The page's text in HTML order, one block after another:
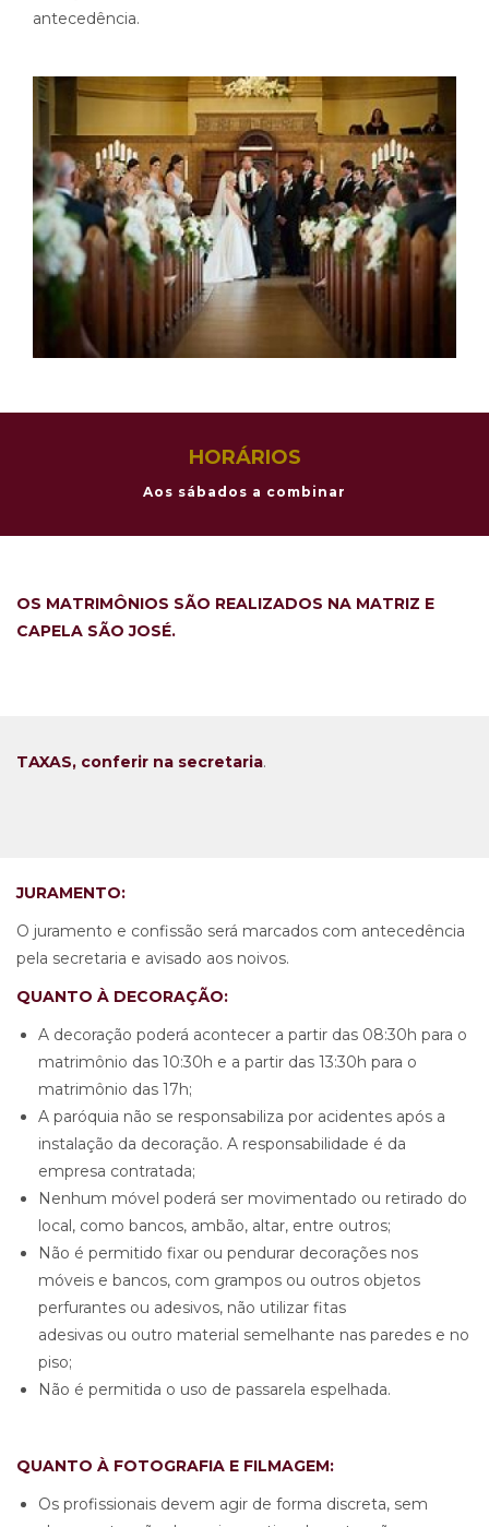
antecedência.
HORÁRIOS
Aos sábados a combinar
OS MATRIMÔNIOS SÃO REALIZADOS NA MATRIZ E
CAPELA SÃO JOSÉ.
TAXAS, conferir na secretaria.
JURAMENTO:
O juramento e confissão será marcados com antecedência
pela secretaria e avisado aos noivos.
QUANTO À DECORAÇÃO:
A decoração poderá acontecer a partir das 08:30h para o
matrimônio das 10:30h e a partir das 13:30h para o
matrimônio das 17h;
A paróquia não se responsabiliza por acidentes após a
instalação da decoração. A responsabilidade é da
empresa contratada;
Nenhum móvel poderá ser movimentado ou retirado do
local, como bancos, ambão, altar, entre outros;
Não é permitido fixar ou pendurar decorações nos
móveis e bancos, com grampos ou outros objetos
perfurantes ou adesivos, não utilizar fitas
adesivas ou outro material semelhante nas paredes e no
piso;
Não é permitida o uso de passarela espelhada.
QUANTO À FOTOGRAFIA E FILMAGEM:
Os profissionais devem agir de forma discreta, sem